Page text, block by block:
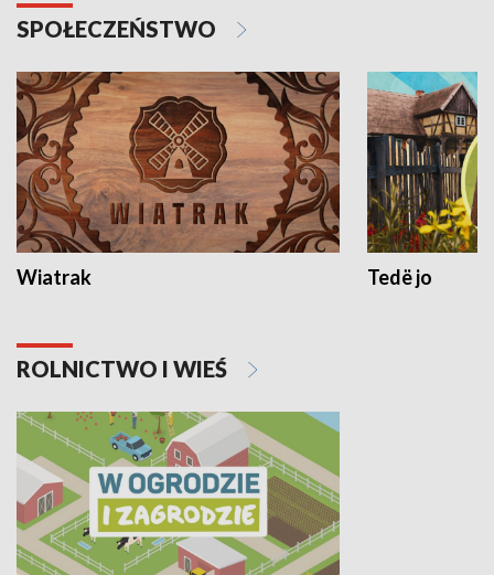
SPOŁECZEŃSTWO
Wiatrak Tedë jo
ROLNICTWO I WIEŚ